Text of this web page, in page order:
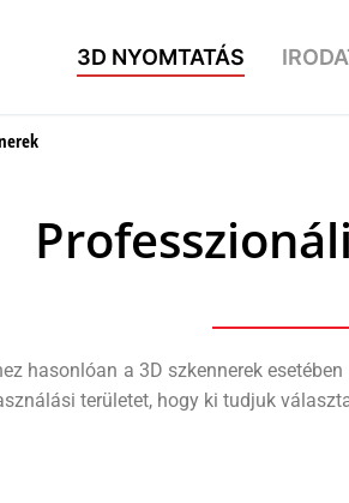
3D NYOMTATÁS
hasonlóan a 3D szkennerek
területet, hogy ki tudjuk